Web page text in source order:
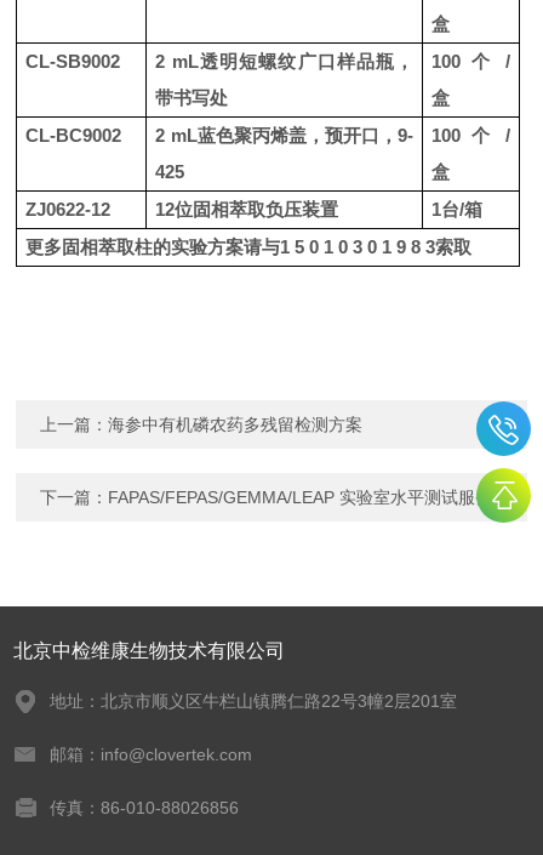
盒
CL-SB9002
2 mL透明短螺纹广口样品瓶，
带书写处
100个
/
盒
CL-BC9002
2 mL蓝色聚丙烯盖，预开口，9-
425
100个
/
盒
ZJ0622-12
12位固相萃取负压装置 1台/箱
更多固相萃取柱的实验方案请与1 5 0 1 0 3 0 1 9 8 3索取
上一篇：海参中有机磷农药多残留检测方案
下一篇： FAPAS/FEPAS/GEMMA/LEAP 实验室水平测试服务
北京中检维康生物技术有限公司
地址：北京市顺义区牛栏山镇腾仁路22号3幢2层201室
邮箱：info@clovertek.com
传真：86-010-88026856